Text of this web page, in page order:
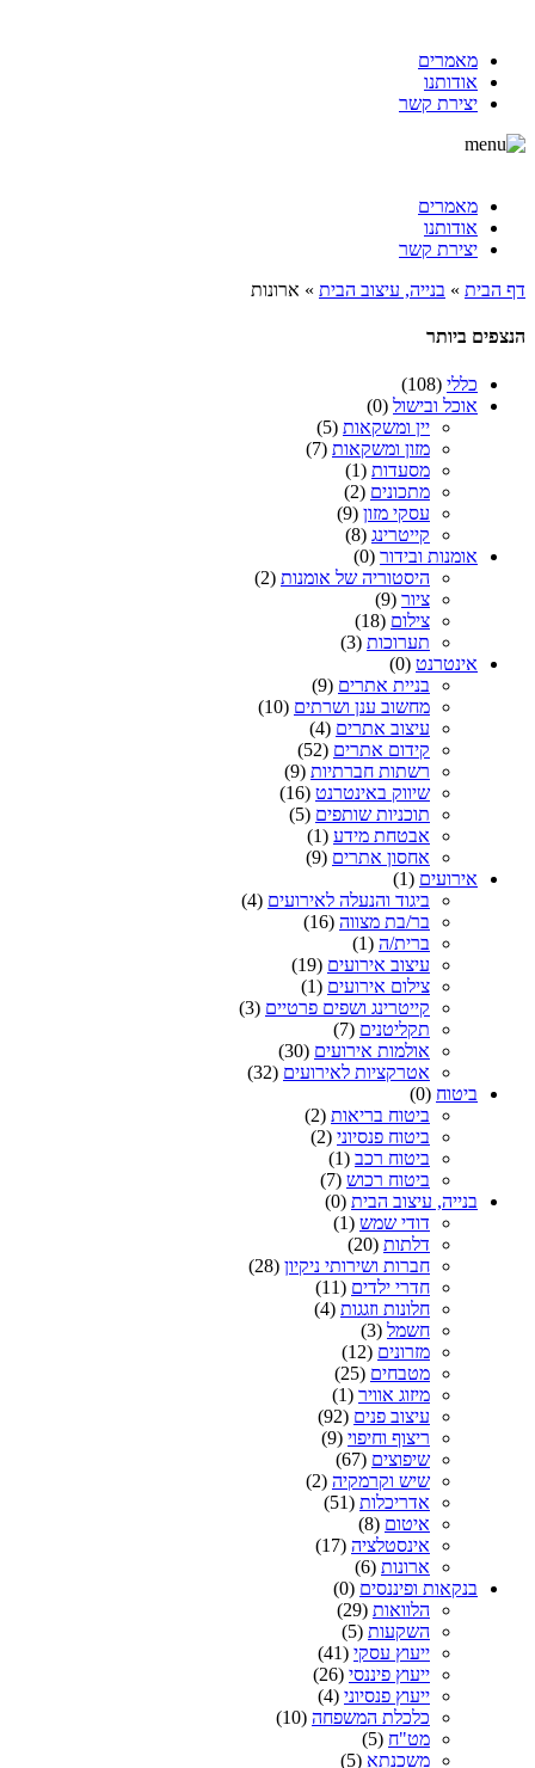
מאמרים
אודותנו
יצירת קשר
מאמרים
אודותנו
יצירת קשר
דף הבית » בנייה, עיצוב הבית » ארונות
הנצפים ביותר
כללי (108)
אוכל ובישול (0)
יין ומשקאות (5)
מזון ומשקאות (7)
מסעדות (1)
מתכונים (2)
עסקי מזון (9)
קייטרינג (8)
אומנות ובידור (0)
היסטוריה של אומנות (2)
ציור (9)
צילום (18)
תערוכות (3)
אינטרנט (0)
בניית אתרים (9)
מחשוב ענן ושרתים (10)
עיצוב אתרים (4)
קידום אתרים (52)
רשתות חברתיות (9)
שיווק באינטרנט (16)
תוכניות שותפים (5)
אבטחת מידע (1)
אחסון אתרים (9)
אירועים (1)
ביגוד והנעלה לאירועים (4)
בר/בת מצווה (16)
ברית/ה (1)
עיצוב אירועים (19)
צילום אירועים (1)
קייטרינג ושפים פרטיים (3)
תקליטנים (7)
אולמות אירועים (30)
אטרקציות לאירועים (32)
ביטוח (0)
ביטוח בריאות (2)
ביטוח פנסיוני (2)
ביטוח רכב (1)
ביטוח רכוש (7)
בנייה, עיצוב הבית (0)
דודי שמש (1)
דלתות (20)
חברות ושירותי ניקיון (28)
חדרי ילדים (11)
חלונות וזגגות (4)
חשמל (3)
מזרונים (12)
מטבחים (25)
מיזוג אוויר (1)
עיצוב פנים (92)
ריצוף וחיפוי (9)
שיפוצים (67)
שיש וקרמקיה (2)
אדריכלות (51)
איטום (8)
אינסטלציה (17)
ארונות (6)
בנקאות ופיננסים (0)
הלוואות (29)
השקעות (5)
ייעוץ עסקי (41)
ייעוץ פיננסי (26)
ייעוץ פנסיוני (4)
כלכלת המשפחה (10)
מט"ח (5)
משכנתא (5)